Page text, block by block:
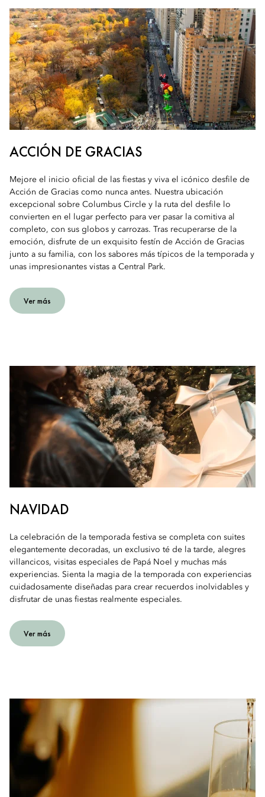
ACCIÓN DE GRACIAS
Mejore el inicio oficial de las fiestas y viva el icónico desfile de
Acción de Gracias como nunca antes. Nuestra ubicación
excepcional sobre Columbus Circle y la ruta del desfile lo
convierten en el lugar perfecto para ver pasar la comitiva al
completo, con sus globos y carrozas. Tras recuperarse de la
emoción, disfrute de un exquisito festín de Acción de Gracias
junto a su familia, con los sabores más típicos de la temporada y
unas impresionantes vistas a Central Park.
Ver más
NAVIDAD
La celebración de la temporada festiva se completa con suites
elegantemente decoradas, un exclusivo té de la tarde, alegres
villancicos, visitas especiales de Papá Noel y muchas más
experiencias. Sienta la magia de la temporada con experiencias
cuidadosamente diseñadas para crear recuerdos inolvidables y
disfrutar de unas fiestas realmente especiales.
Ver más